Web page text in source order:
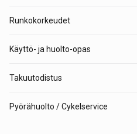
Runkokorkeudet
Käyttö- ja huolto-opas
Takuutodistus
Pyörähuolto / Cykelservice